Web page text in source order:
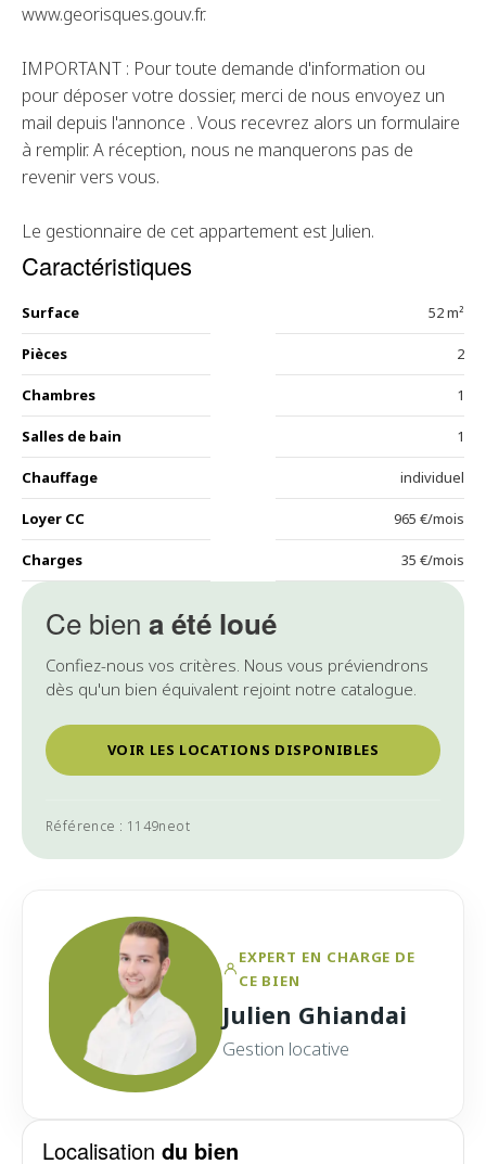
Ce bien a été loué
Confiez-nous vos critères. Nous vous préviendrons
dès qu'un bien équivalent rejoint notre catalogue.
VOIR LES LOCATIONS DISPONIBLES
Référence : 1149neot
Localisation du bien
www.georisques.gouv.fr.
IMPORTANT : Pour toute demande d'information ou
pour déposer votre dossier, merci de nous envoyez un
mail depuis l'annonce . Vous recevrez alors un formulaire
à remplir. A réception, nous ne manquerons pas de
revenir vers vous.
Le gestionnaire de cet appartement est Julien.
Caractéristiques
Surface 52 m²
Pièces 2
Chambres 1
Salles de bain 1
Chauffage individuel
Loyer CC 965 €/mois
Charges 35 €/mois
EXPERT EN CHARGE DE
CE BIEN
Julien Ghiandai
Gestion locative